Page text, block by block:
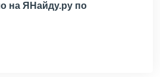
на ЯНайду.ру по